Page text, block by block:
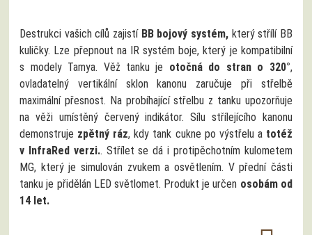
Destrukci vašich cílů zajistíBB bojový systém,který střílí BB
kuličky. Lze přepnout na IR systém boje, který je kompatibilní
s modely Tamya. Věž tanku je otočná do stran o 320°,
ovladatelný vertikální sklon kanonu zaručuje při střelbě
maximální přesnost. Na probíhající střelbu z tanku upozorňuje
na věži umístěný červený indikátor. Sílu střílejícího kanonu
demonstruje zpětný ráz, kdy tank cukne po výstřelu a totéž
v InfraRed verzi.. Střílet se dá i protipěchotním kulometem
MG, který je simulován zvukem a osvětlením. V přední části
tanku je přidělán LED světlomet. Produkt je určen osobám od
14 let.